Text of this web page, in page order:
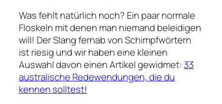
Was fehlt natürlich noch? Ein paar normale
Floskeln mit denen man niemand beleidigen
will! Der Slang fernab von Schimpfwörtern
ist riesig und wir haben eine kleinen
Auswahl davon einen Artikel gewidmet: 33
australische Redewendungen, die du
kennen solltest!